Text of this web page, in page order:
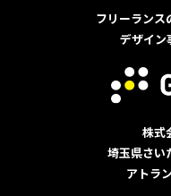
フリーランス
デザイン
株式
埼玉県さ
アトラ